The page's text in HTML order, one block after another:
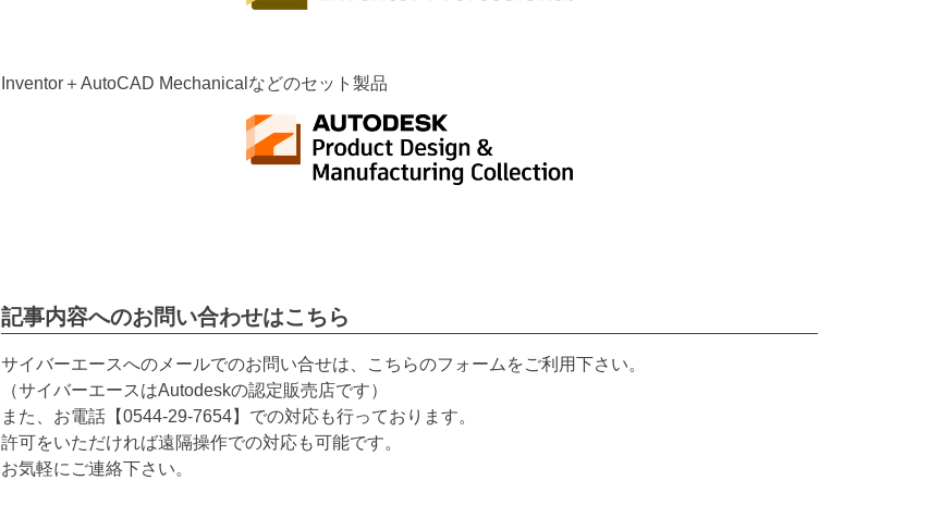
Inventor＋AutoCAD Mechanicalなどのセット製品
記事内容へのお問い合わせはこちら
サイバーエースへのメールでのお問い合せは、こちらのフォームをご利用下さい。
（サイバーエースはAutodeskの認定販売店です）
また、お電話【0544-29-7654】での対応も行っております。
許可をいただければ遠隔操作での対応も可能です。
お気軽にご連絡下さい。